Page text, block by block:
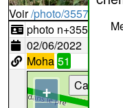
Voir/photo/
photo n+355745
02/06/2022
Moha 51
+
Cartes